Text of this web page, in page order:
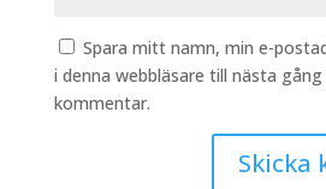
Spara mitt namn, min e-
i denna webbläsare till nästa
kommentar.